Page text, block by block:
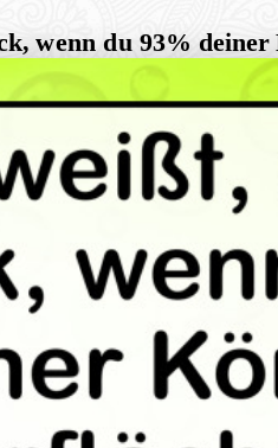
wenn du 93%